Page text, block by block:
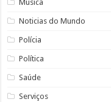
Musica
Noticias do Mundo
Polícia
Política
Saúde
Serviços